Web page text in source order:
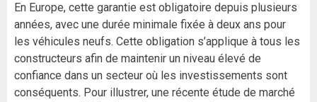
En Europe, cette garantie est obligatoire depuis plusieurs
années, avec une durée minimale fixée à deux ans pour
les véhicules neufs. Cette obligation s’applique à tous les
constructeurs afin de maintenir un niveau élevé de
confiance dans un secteur où les investissements sont
conséquents. Pour illustrer, une récente étude de marché